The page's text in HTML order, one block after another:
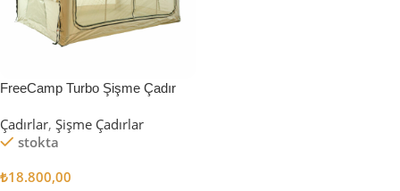
FreeCamp Turbo Şişme Çadır
Çadırlar, Şişme Çadırlar
stokta
₺18.800,00